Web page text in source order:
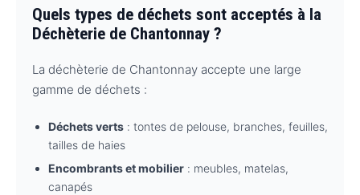
Quels types de déchets sont acceptés à la
Déchèterie de Chantonnay ?
La déchèterie de Chantonnay accepte une large
gamme de déchets :
Déchets verts : tontes de pelouse, branches, feuilles,
tailles de haies
Encombrants et mobilier : meubles, matelas,
canapés